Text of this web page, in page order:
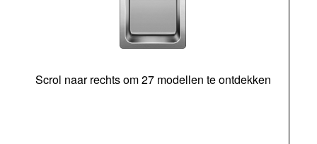
Scrol naar rechts om 27 modellen te ontdekken